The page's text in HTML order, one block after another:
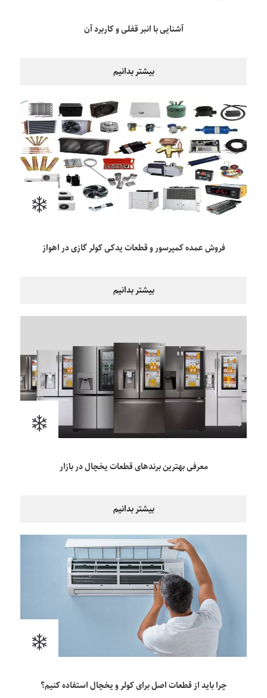
آشنایی با انبر قفلی و کاربرد آن
بیشتر بدانیم
فروش عمده کمپرسور و قطعات یدکی کولر گازی در اهواز
بیشتر بدانیم
معرفی بهترین برندهای قطعات یخچال در بازار
بیشتر بدانیم
چرا باید از قطعات اصل برای کولر و یخچال استفاده کنیم؟